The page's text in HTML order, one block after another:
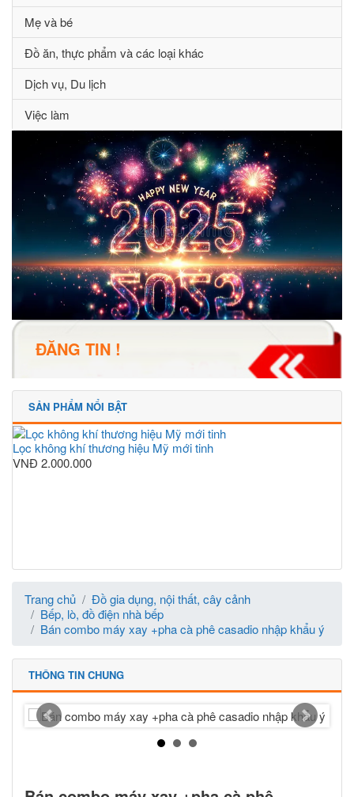
Mẹ và bé
Đồ ăn, thực phẩm và các loại khác
Dịch vụ, Du lịch
Việc làm
ĐĂNG TIN !
SẢN PHẨM NỔI BẬT
Lọc không khí thương hiệu Mỹ mới tinh
VNĐ 2.000.000
Trang chủ
Đồ gia dụng, nội thất, cây cảnh
Bếp, lò, đồ điện nhà bếp
Bán combo máy xay +pha cà phê casadio nhập khẩu ý
THÔNG TIN CHUNG